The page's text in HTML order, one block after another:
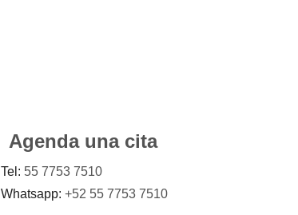
Agenda una cita
Tel: 55 7753 7510
Whatsapp: +52 55 7753 7510